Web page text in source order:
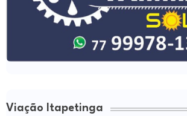
Viação Itapetinga